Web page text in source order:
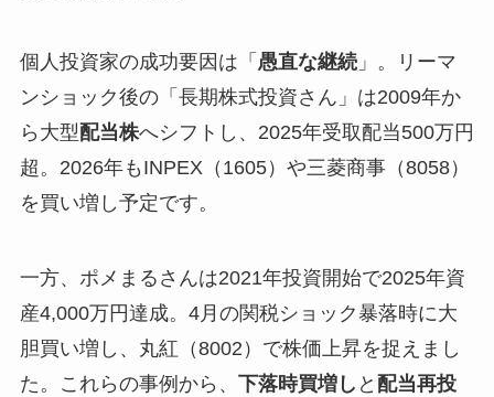
個人投資家の成功要因は「 愚直な継続」。リーマ
ンショック後の「長期株式投資さん」は2009年か
ら大型配当株へシフトし、2025年受取配当500万円
超。2026年もINPEX（1605）や三菱商事（8058）
を買い増し予定です。
一方、ポメまるさんは2021年投資開始で2025年資
産4,000万円達成。4月の関税ショック暴落時に大
胆買い増し、丸紅（8002）で株価上昇を捉えまし
た。これらの事例から、 下落時買増し と 配当再投